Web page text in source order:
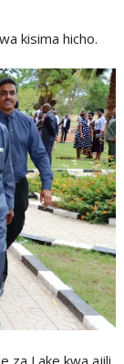
kisima hicho.
za Lake kwa ajili